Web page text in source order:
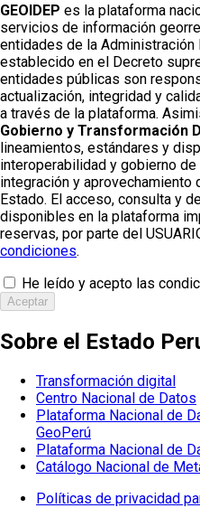
GEOIDEP es la plataforma
servicios de información
entidades de la Administración
establecido en el Decreto
entidades públicas son
actualización, integridad y
a través de la plataforma.
Gobierno y Transformación
lineamientos, estándares y
interoperabilidad y gobierno
integración y
Estado. El acceso, consulta y
disponibles en la plataforma
reservas, por parte del
condiciones.
He leído y acepto las
Aceptar
Sobre el Estado
Transformación digital
Centro Nacional de Datos
Plataforma Nacional de
GeoPerú
Plataforma Nacional de
Catálogo Nacional de
Políticas de privacidad